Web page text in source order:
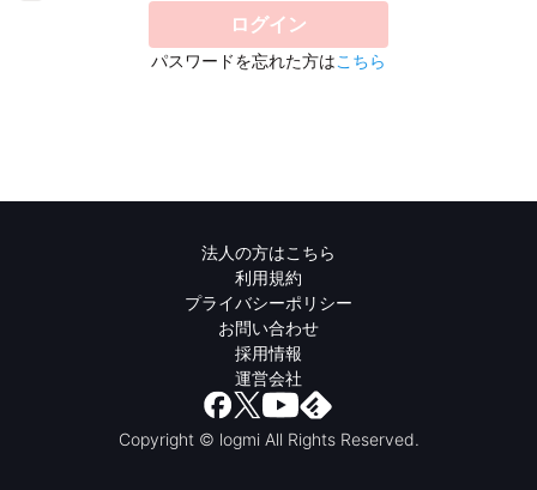
ログイン
パスワードを忘れた方はこちら
法人の方はこちら
利用規約
プライバシーポリシー
お問い合わせ
採用情報
運営会社
Copyright © logmi All Rights Reserved.